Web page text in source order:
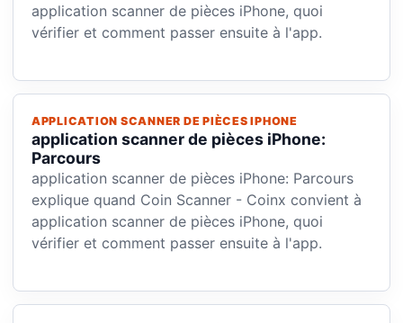
application scanner de pièces iPhone, quoi
vérifier et comment passer ensuite à l'app.
APPLICATION SCANNER DE PIÈCES IPHONE
application scanner de pièces iPhone:
Parcours
application scanner de pièces iPhone: Parcours
explique quand Coin Scanner - Coinx convient à
application scanner de pièces iPhone, quoi
vérifier et comment passer ensuite à l'app.